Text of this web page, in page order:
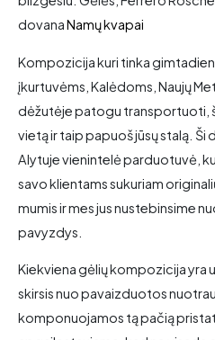
dovanaNamų kvapai
Kompozicija kuri tinka
įkurtuvėms, Kalėdoms, Naujų
dėžutėje patogu transportuoti,
vietą ir taip papuoš jūsų stalą. Ši
Alytuje vienintelė parduotuvė,
savo klientams sukuriam
mumis ir mes jus nustebinsime
pavyzdys.
Kiekviena gėlių kompozicija yra
skirsis nuo pavaizduotos
komponuojamos tą pačią